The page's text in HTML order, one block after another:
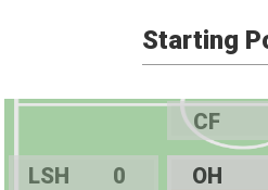
Starting
CF
LSH 0 OH